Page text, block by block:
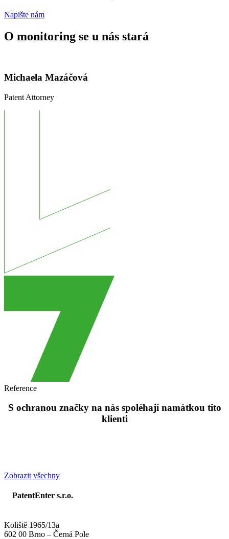
Napište nám
O monitoring se u nás stará
Michaela Mazáčová
Patent Attorney
Reference
S ochranou značky na nás spoléhají namátkou tito
klienti
Zobrazit všechny
PatentEnter s.r.o.
Koliště 1965/13a
602 00 Brno – Černá Pole